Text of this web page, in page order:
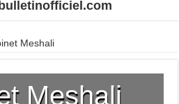
Meshali
Meshali